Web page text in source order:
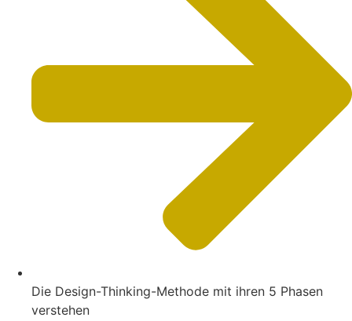
Die Design-Thinking-Methode mit ihren 5 Phasen
verstehen